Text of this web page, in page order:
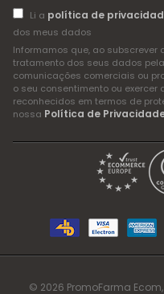
Li a política de
dos meus dados
Informamos que, ao subscrever
tratamento dos seus dados
comunicações comerciais ou
o seu consentimento ou
reconhecidos em termos de
nossa Política de
© 2026 PromoFarma